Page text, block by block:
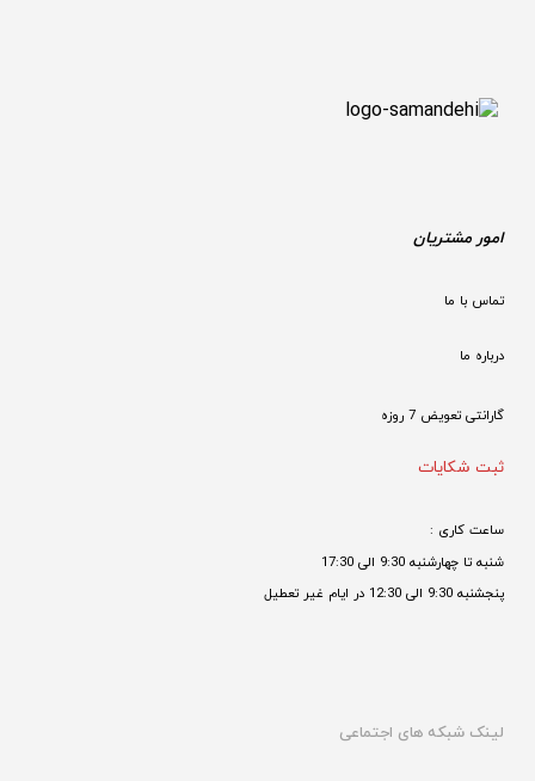
امور مشتریان
تماس با ما
درباره ما
گارانتی تعویض 7 روزه
ثبت شکایات
ساعت کاری :
شنبه تا چهارشنبه 9:30 الی 17:30
پنجشنبه 9:30 الی 12:30 در ایام غیر تعطیل
لینک شبکه های اجتماعی